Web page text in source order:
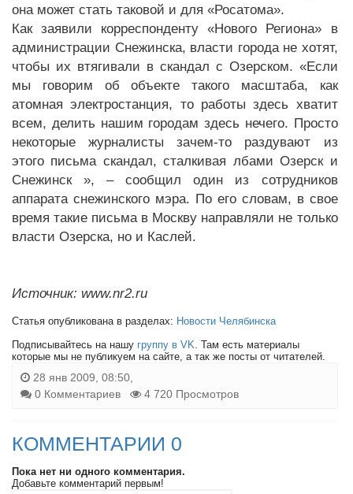
она может стать таковой и для «Росатома».
Как заявили корреспонденту «Нового Региона» в
администрации Снежинска, власти города не хотят,
чтобы их втягивали в скандал с Озерском. «Если
мы говорим об объекте такого масштаба, как
атомная электростанция, то работы здесь хватит
всем, делить нашим городам здесь нечего. Просто
некоторые журналисты зачем-то раздувают из
этого письма скандал, сталкивая лбами Озерск и
Снежинск », – сообщил один из сотрудников
аппарата снежинского мэра. По его словам, в свое
время такие письма в Москву направляли не только
власти Озерска, но и Каслей.
Источник: www.nr2.ru
Статья опубликована в разделах: Новости Челябинска
Подписывайтесь на нашу группу в VK. Там есть материалы
которые мы не публикуем на сайте, а так же посты от читателей.
28 янв 2009, 08:50,
0 Комментариев
4 720 Просмотров
КОММЕНТАРИИ 0
Пока нет ни одного комментария.
Добавьте комментарий первым!